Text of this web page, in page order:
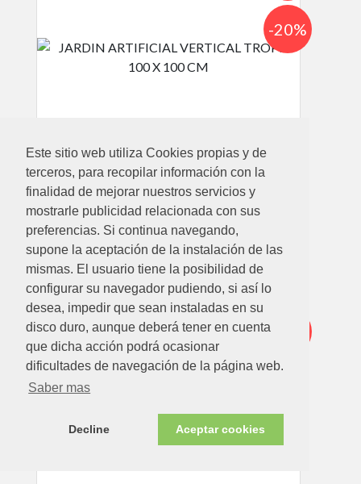
Este sitio web utiliza Cookies propias y de
terceros, para recopilar información con la
finalidad de mejorar nuestros servicios y
mostrarle publicidad relacionada con sus
preferencias. Si continua navegando,
supone la aceptación de la instalación de las
mismas. El usuario tiene la posibilidad de
configurar su navegador pudiendo, si así lo
desea, impedir que sean instaladas en su
disco duro, aunque deberá tener en cuenta
que dicha acción podrá ocasionar
dificultades de navegación de la página web.
Saber mas
Decline Aceptar cookies
91.19€ 72.95€
-20%
JARDIN ARTIFICIAL VERTICAL TROPIC 100 X 100 CM
Ver detalle
Oferta
-21%